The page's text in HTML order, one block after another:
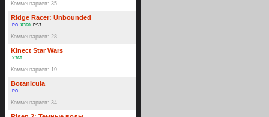
Комментариев: 35
Ridge Racer: Unbounded
PC X360 PS3
Комментариев: 28
Kinect Star Wars
X360
Комментариев: 19
Botanicula
PC
Комментариев: 34